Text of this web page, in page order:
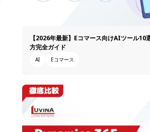
【2026年最新】Eコマース向けAIツール10
方完全ガイド
AI Eコマース